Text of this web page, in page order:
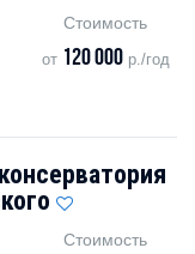
Стоимость
от 120 000р./год
Стоимость